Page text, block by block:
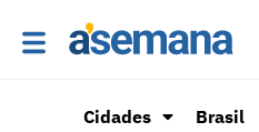
Cidades Brasil